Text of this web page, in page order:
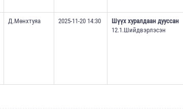
Д.Мөнхтуяа 2025-11-20 14:30
Шүүх хуралдаан дууссан
12.1.Шийдвэрлэсэн